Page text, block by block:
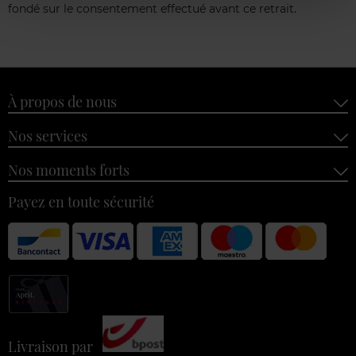
fondé sur le consentement effectué avant ce retrait.
À propos de nous
Nos services
Nos moments forts
Payez en toute sécurité
Livraison par